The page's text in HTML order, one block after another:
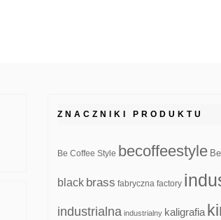
ZNACZNIKI PRODUKTU
Be Coffee Style becoffeestyle
black brass fabryczna factory
industrialna industrialny kaligrafia